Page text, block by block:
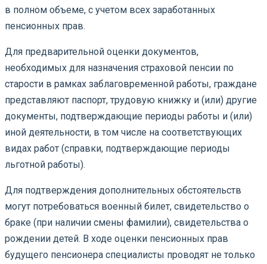
в полном объеме, с учетом всех заработанных
пенсионных прав.
Для предварительной оценки документов,
необходимых для назначения страховой пенсии по
старости в рамках заблаговременной работы, граждане
представляют паспорт, трудовую книжку и (или) другие
документы, подтверждающие периоды работы и (или)
иной деятельности, в том числе на соответствующих
видах работ (справки, подтверждающие периоды
льготной работы).
Для подтверждения дополнительных обстоятельств
могут потребоваться военный билет, свидетельство о
браке (при наличии смены фамилии), свидетельства о
рождении детей. В ходе оценки пенсионных прав
будущего пенсионера специалисты проводят не только